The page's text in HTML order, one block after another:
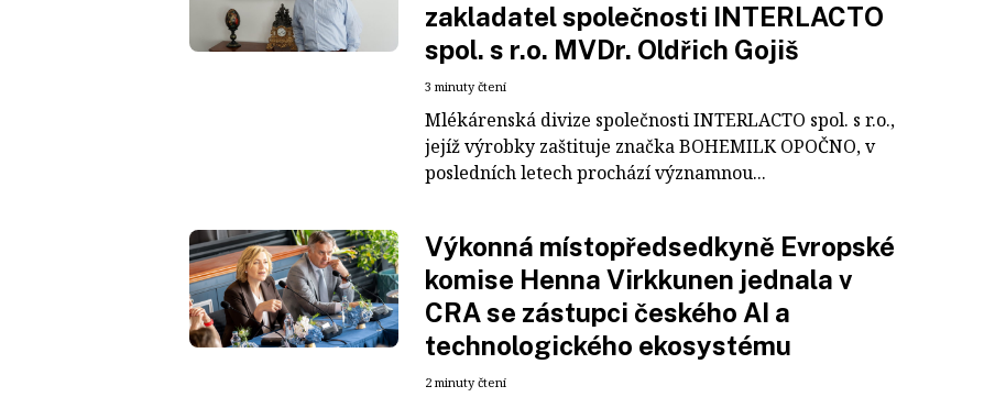
zakladatel společnosti INTERLACTO
spol. s r.o. MVDr. Oldřich Gojiš
3 minuty čtení
Mlékárenská divize společnosti INTERLACTO spol. s r.o.,
jejíž výrobky zaštituje značka BOHEMILK OPOČNO, v
posledních letech prochází významnou...
Výkonná místopředsedkyně Evropské
komise Henna Virkkunen jednala v
CRA se zástupci českého AI a
technologického ekosystému
2 minuty čtení